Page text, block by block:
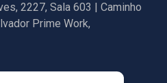
2227, Sala 603 | Caminho
Prime Work,